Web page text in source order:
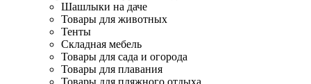
Шашлыки на даче
Товары для животных
Тенты
Складная мебель
Товары для сада и огорода
Товары для плавания
Товары для пляжного отдыха